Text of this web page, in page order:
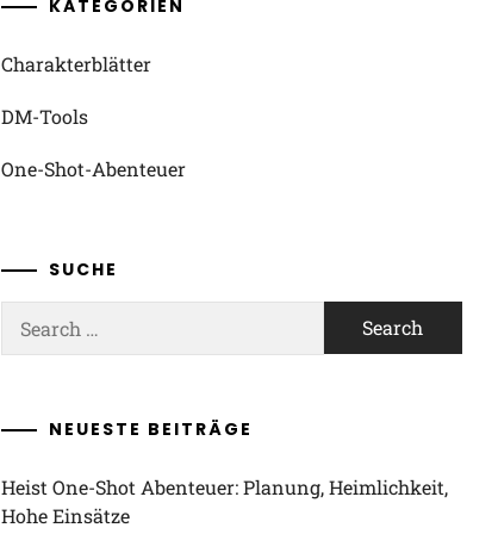
KATEGORIEN
Charakterblätter
DM-Tools
One-Shot-Abenteuer
SUCHE
for:
NEUESTE BEITRÄGE
Heist One-Shot Abenteuer: Planung, Heimlichkeit,
Hohe Einsätze